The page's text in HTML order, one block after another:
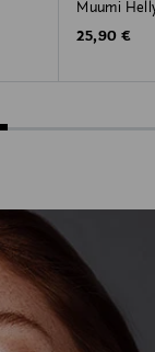
Muumi
Original
25,90 €